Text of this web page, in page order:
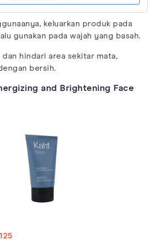
keluarkan produk pada
gunakan pada wajah yang basah.
hindari area sekitar mata,
bersih.
and Brightening Face